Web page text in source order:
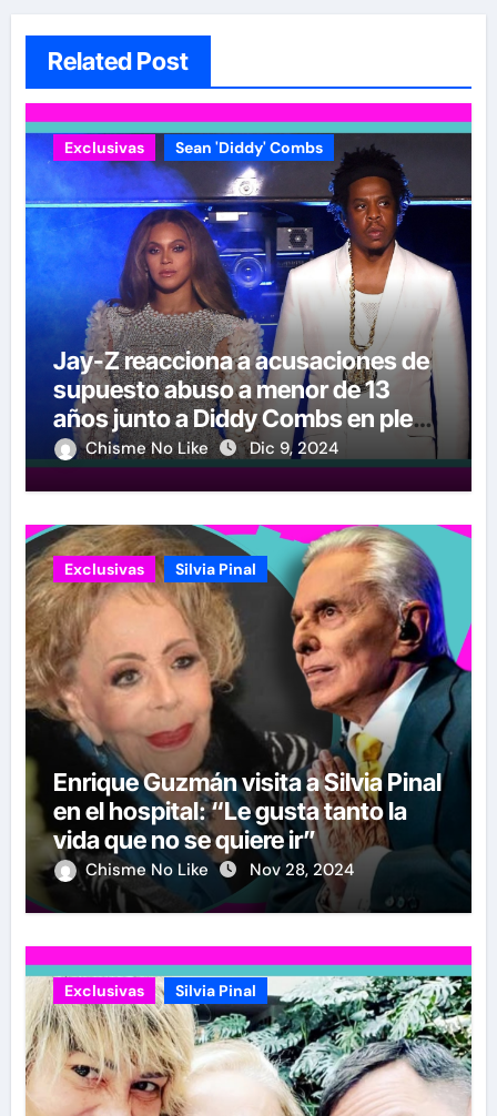
Related Post
Exclusivas Sean 'Diddy' Combs
Jay-Z reacciona a acusaciones de
supuesto abuso a menor de 13
años junto a Diddy Combs en plena
fiestaChisme No Like Dic 9, 2024
Exclusivas Silvia Pinal
Enrique Guzmán visita a Silvia Pinal
en el hospital: “Le gusta tanto la
vida que no se quiere ir”
Chisme No Like Nov 28, 2024
Exclusivas Silvia Pinal